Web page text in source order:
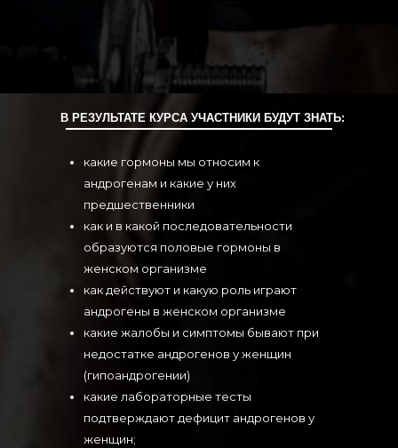
В РЕЗУЛЬТАТЕ КУРСА УЧАСТНИКИ БУДУТ ЗНАТЬ:
какие гормоны мы относим к
андрогенам и какие у них
предшественники
как и в какой последовательности
образуются половые гормоны в
женском организме
как действуют и какую роль играют
андрогены в женском организме
какие жалобы и симптомы бывают при
недостатке андрогенов у женщин
(гипоандрогении)
какие лабораторные тесты
подтверждают дефицит андрогенов у
женщин;